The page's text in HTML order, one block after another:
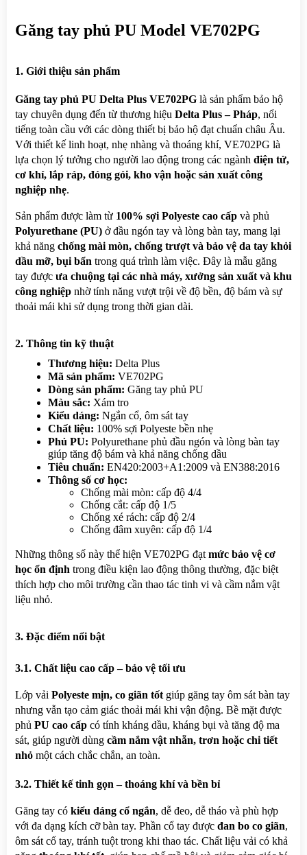
Găng tay phủ PU Model VE702PG
1. Giới thiệu sản phẩm
Găng tay phủ PU Delta Plus VE702PG là sản phẩm bảo hộ
tay chuyên dụng đến từ thương hiệu Delta Plus – Pháp, nổi
tiếng toàn cầu với các dòng thiết bị bảo hộ đạt chuẩn châu Âu.
Với thiết kế linh hoạt, nhẹ nhàng và thoáng khí, VE702PG là
lựa chọn lý tưởng cho người lao động trong các ngành điện tử,
cơ khí, lắp ráp, đóng gói, kho vận hoặc sản xuất công
nghiệp nhẹ.
Sản phẩm được làm từ 100% sợi Polyeste cao cấp
Polyurethane (PU) ở đầu ngón tay và lòng bàn tay, mang lại
khả năng chống mài mòn, chống trượt và bảo vệ da tay khỏi
dầu mỡ, bụi bẩn trong quá trình làm việc. Đây là mẫu găng
tay được ưa chuộng tại các nhà máy, xưởng sản xuất và khu
công nghiệp nhờ tính năng vượt trội về độ bền, độ bám và sự
thoải mái khi sử dụng trong thời gian dài.
2. Thông tin kỹ thuật
Thương hiệu: Delta Plus
Mã sản phẩm: VE702PG
Dòng sản phẩm: Găng tay phủ PU
Màu sắc: Xám tro
Kiểu dáng: Ngắn cổ, ôm sát tay
Chất liệu: 100% sợi Polyeste bền nhẹ
Phủ PU: Polyurethane phủ đầu ngón và lòng bàn tay
giúp tăng độ bám và khả năng chống dầu
Tiêu chuẩn: EN420:2003+A1:2009 và EN388:2016
Thông số cơ học:
Chống mài mòn: cấp độ 4/4
Chống cắt: cấp độ 1/5
Chống xé rách: cấp độ 2/4
Chống đâm xuyên: cấp độ 1/4
Những thông số này thể hiện VE702PG đạt mức bảo vệ cơ
học ổn định trong điều kiện lao động thông thường, đặc biệt
thích hợp cho môi trường cần thao tác tinh vi và cầm nắm vật
liệu nhỏ.
3. Đặc điểm nổi bật
3.1. Chất liệu cao cấp – bảo vệ tối ưu
Lớp vải Polyeste mịn, co giãn tốt giúp găng tay ôm sát bàn tay
nhưng vẫn tạo cảm giác thoải mái khi vận động. Bề mặt được
phủ PU cao cấp có tính kháng dầu, kháng bụi và tăng độ ma
sát, giúp người dùng cầm nắm vật nhẵn, trơn hoặc chi tiết
nhỏ một cách chắc chắn, an toàn.
3.2. Thiết kế tinh gọn – thoáng khí và bền bỉ
Găng tay có kiểu dáng cổ ngắn, dễ đeo, dễ tháo và phù hợp
với đa dạng kích cỡ bàn tay. Phần cổ tay được đan bo co giãn,
ôm sát cổ tay, tránh tuột trong khi thao tác. Chất liệu vải có khả